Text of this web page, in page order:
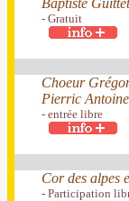
Baptiste
- Gratuit
Choeur
Pierric
- entrée libre
Cor des alpes
- Participation